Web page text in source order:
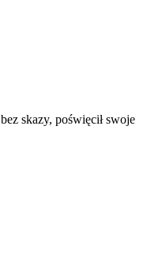
skazy, poświęcił swoje